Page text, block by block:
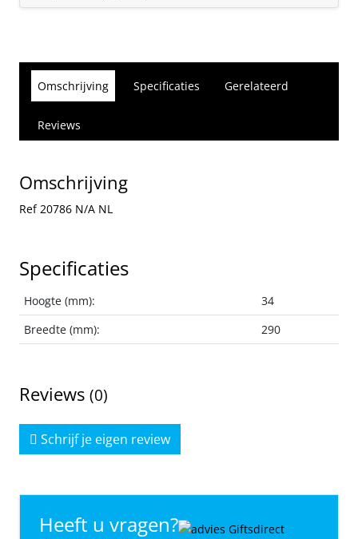
Omschrijving Specificaties Gerelateerd
Reviews
Omschrijving
Ref 20786 N/A NL
Specificaties
Hoogte (mm):
34
Breedte (mm):
290
Reviews (0)
Schrijf je eigen review
Heeft u vragen?